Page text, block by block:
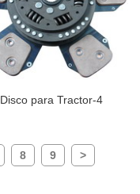
Disco para Tractor-4
8 9 >